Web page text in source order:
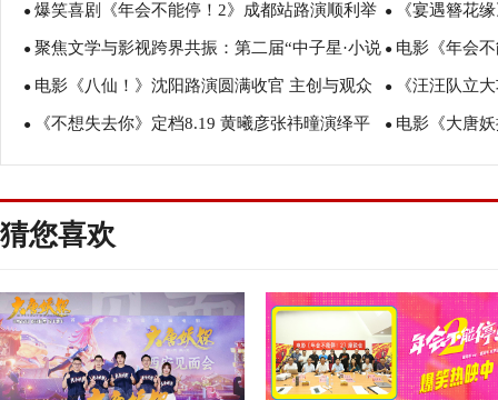
蒋奇明带中餐闯中东 场爆笑不停共
● 爆笑喜剧《年会不能停！2》成都站路演顺利举
行 张若昀白客爆笑整活走心输出
● 《宴遇簪花
美食
● 聚焦文学与影视跨界共振：第二届“中子星·小说
月报影视改编价值潜力榜”在盐城揭晓
● 电影《年会
创解读分享更
● 电影《八仙！》沈阳路演圆满收官 主创与观众
互赠“东北特色”惊喜
● 《汪汪队立
评如潮线下人
● 《不想失去你》定档8.19 黄曦彦张祎曈演绎平
凡生活里的光亮
● 电影《大唐
欢奇幻冒险！
猜您喜欢